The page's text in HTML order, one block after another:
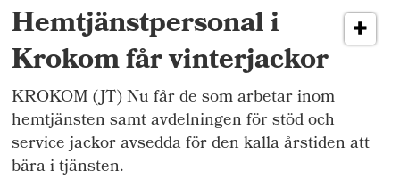
Hemtjänstpersonal i
Krokom får vinterjackor
KROKOM (JT) Nu får de som arbetar inom
hemtjänsten samt avdelningen för stöd och
service jackor avsedda för den kalla årstiden att
bära i tjänsten.